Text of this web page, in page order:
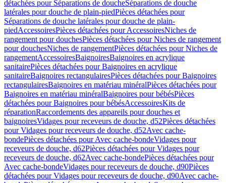
détachées pour Séparations de doucheSéparations de douche
latérales pour douche de plain-piedPièces détachées pour
Séparations de douche latérales pour douche de plain-
piedAccessoiresPièces détachées pour AccessoiresNiches de
rangement pour douchesPièces détachées pour Niches de rangement
pour douchesNiches de rangementPièces détachées pour Niches de
rangementAccessoiresBaignoiresBaignoires en acrylique
sanitairePièces détachées pour Baignoires en acrylique
sanitaireBaignoires rectangulairesPièces détachées pour Baignoires
rectangulairesBaignoires en matériau minéralPièces détachées pour
Baignoires en matériau minéralBaignoires pour bébésPièces
détachées pour Baignoires pour bébésAccessoiresKits de
réparationRaccordements des appareils pour douches et
baignoiresVidages pour receveurs de douche, d52Pièces détachées
pour Vidages pour receveurs de douche, d52Avec cache-
bondePièces détachées pour Avec cache-bondeVidages pour
receveurs de douche, d62Pièces détachées pour Vidages pour
receveurs de douche, d62Avec cache-bondePièces détachées pour
Avec cache-bondeVidages pour receveurs de douche, d90Pièces
détachées pour Vidages pour receveurs de douche, d90Avec cache-